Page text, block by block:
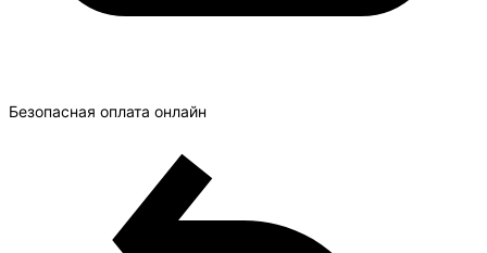
Безопасная оплата онлайн